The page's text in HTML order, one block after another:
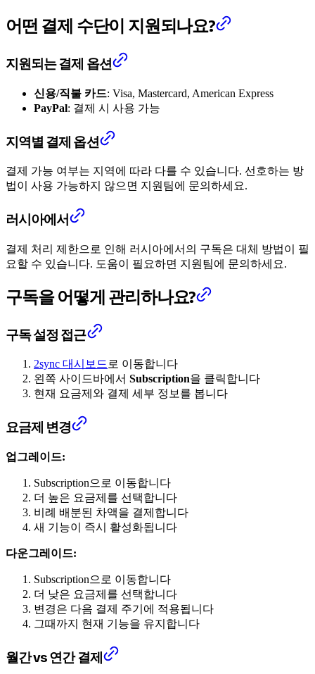
어떤 결제 수단이 지원되나요?
지원되는 결제 옵션
신용/직불 카드: Visa, Mastercard, American Express
PayPal: 결제 시 사용 가능
지역별 결제 옵션
결제 가능 여부는 지역에 따라 다를 수 있습니다. 선호하는 방
법이 사용 가능하지 않으면 지원팀에 문의하세요.
러시아에서
결제 처리 제한으로 인해 러시아에서의 구독은 대체 방법이 필
요할 수 있습니다. 도움이 필요하면 지원팀에 문의하세요.
구독을 어떻게 관리하나요?
구독 설정 접근
2sync 대시보드 로 이동합니다
왼쪽 사이드바에서 Subscription을 클릭합니다
현재 요금제와 결제 세부 정보를 봅니다
요금제 변경
업그레이드:
Subscription으로 이동합니다
더 높은 요금제를 선택합니다
비례 배분된 차액을 결제합니다
새 기능이 즉시 활성화됩니다
다운그레이드:
Subscription으로 이동합니다
더 낮은 요금제를 선택합니다
변경은 다음 결제 주기에 적용됩니다
그때까지 현재 기능을 유지합니다
월간 vs 연간 결제